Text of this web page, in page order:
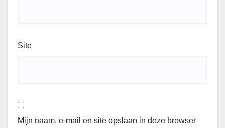
Site
Mijn naam, e-mail en site opslaan in deze browser